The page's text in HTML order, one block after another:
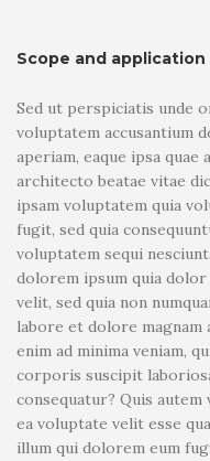
Scope and application
Sed ut perspiciatis unde
voluptatem accusantium
aperiam, eaque ipsa
architecto beatae vitae
ipsam voluptatem quia
fugit, sed quia
voluptatem sequi
dolorem ipsum quia
velit, sed quia non
labore et dolore magnam
enim ad minima veniam,
corporis suscipit
consequatur? Quis
ea voluptate velit esse
illum qui dolorem eum